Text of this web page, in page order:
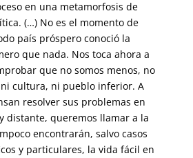
en una metamorfosis de
(…) No es el momento de
país próspero conoció la
que nada. Nos toca ahora a
que no somos menos, no
ni cultura, ni pueblo inferior. A
resolver sus problemas en
distante, queremos llamar a la
encontrarán, salvo casos
y particulares, la vida fácil en